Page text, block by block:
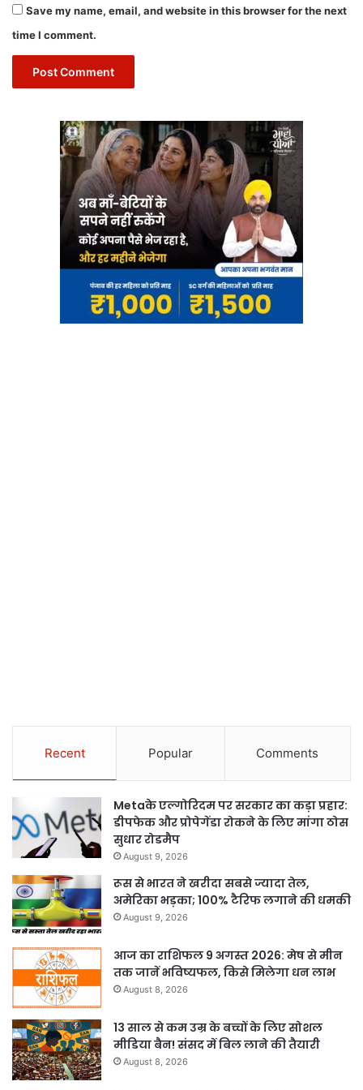
Save my name, email, and website in this browser for the next
time I comment.
Recent Popular Comments
Metaके एल्गोरिदम पर सरकार का कड़ा प्रहार:
डीपफेक और प्रोपेगेंडा रोकने के लिए मांगा ठोस
सुधार रोडमैप
August 9, 2026
रूस से भारत ने खरीदा सबसे ज्यादा तेल,
अमेरिका भड़का; 100% टैरिफ लगाने की धमकी
August 9, 2026
आज का राशिफल 9 अगस्त 2026: मेष से मीन
तक जानें भविष्यफल, किसे मिलेगा धन लाभ
August 8, 2026
13 साल से कम उम्र के बच्चों के लिए सोशल
मीडिया बैन! संसद में बिल लाने की तैयारी
August 8, 2026